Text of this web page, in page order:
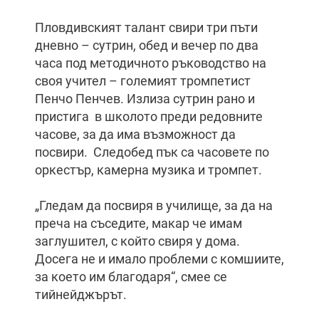
Пловдивският талант свири три пъти
дневно – сутрин, обед и вечер по два
часа под методичното ръководство на
своя учител – големият тромпетист
Пенчо Пенчев. Излиза сутрин рано и
пристига в школото преди редовните
часове, за да има възможност да
посвири. Следобед пък са часовете по
оркестър, камерна музика и тромпет.
„Гледам да посвиря в училище, за да на
преча на съседите, макар че имам
заглушител, с който свиря у дома.
Досега не и имало проблеми с комшиите,
за което им благодаря“, смее се
тийнейджърът.